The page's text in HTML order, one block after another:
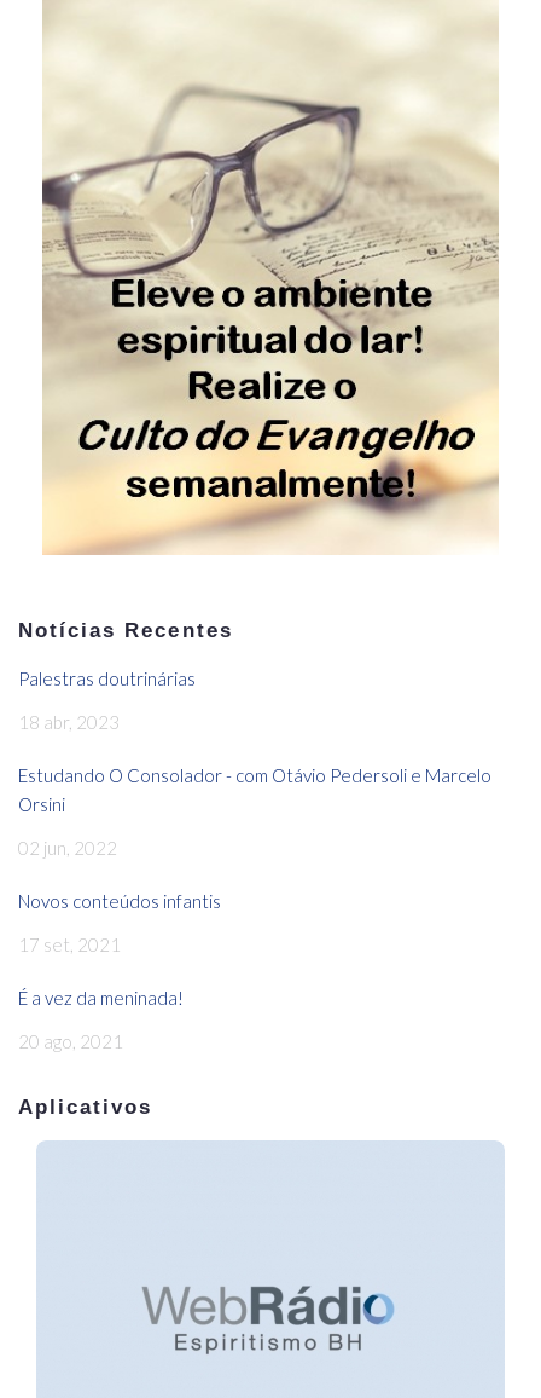
Notícias Recentes
Palestras doutrinárias
18 abr, 2023
Estudando O Consolador - com Otávio Pedersoli e Marcelo
Orsini
02 jun, 2022
Novos conteúdos infantis
17 set, 2021
É a vez da meninada!
20 ago, 2021
Aplicativos